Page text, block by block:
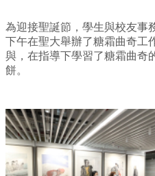
為迎接聖誕節，學生與校友事
下午在聖大舉辦了糖霜曲奇工
與，在指導下學習了糖霜曲奇
餅。